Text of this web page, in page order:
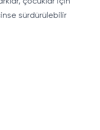
sürdürülebilir